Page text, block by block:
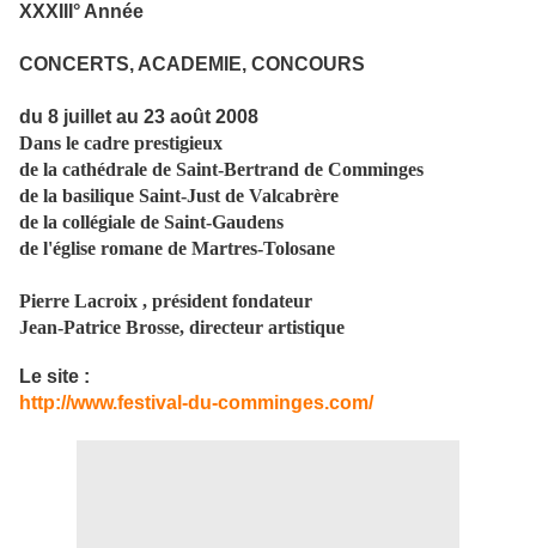
XXXIII° Année
CONCERTS, ACADEMIE, CONCOURS
du 8 juillet au 23 août 2008
Dans le cadre prestigieux
de la cathédrale de Saint-Bertrand de Comminges
de la basilique Saint-Just de Valcabrère
de la collégiale de Saint-Gaudens
de l'église romane de Martres-Tolosane
Pierre Lacroix , président fondateur
Jean-Patrice Brosse, directeur artistique
Le site :
http://www.festival-du-comminges.com/